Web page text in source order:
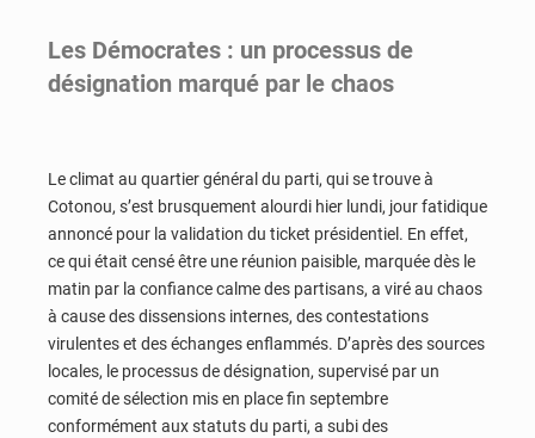
Les Démocrates : un processus de
désignation marqué par le chaos
Le climat au quartier général du parti, qui se trouve à
Cotonou, s’est brusquement alourdi hier lundi, jour fatidique
annoncé pour la validation du ticket présidentiel. En effet,
ce qui était censé être une réunion paisible, marquée dès le
matin par la confiance calme des partisans, a viré au chaos
à cause des dissensions internes, des contestations
virulentes et des échanges enflammés. D’après des sources
locales, le processus de désignation, supervisé par un
comité de sélection mis en place fin septembre
conformément aux statuts du parti, a subi des